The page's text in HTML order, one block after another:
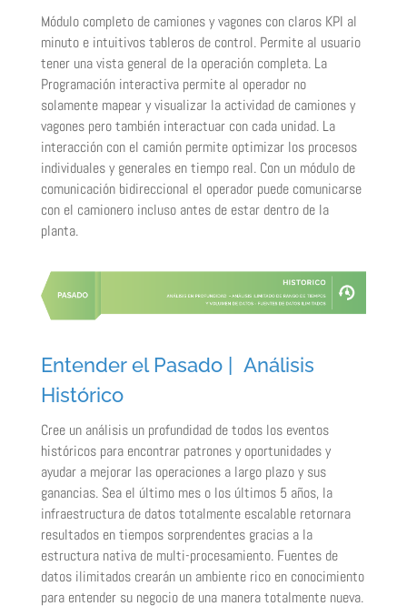
Módulo completo de camiones y vagones con claros KPI al
minuto e intuitivos tableros de control. Permite al usuario
tener una vista general de la operación completa. La
Programación interactiva permite al operador no
solamente mapear y visualizar la actividad de camiones y
vagones pero también interactuar con cada unidad. La
interacción con el camión permite optimizar los procesos
individuales y generales en tiempo real. Con un módulo de
comunicación bidireccional el operador puede comunicarse
con el camionero incluso antes de estar dentro de la
planta.
Entender el Pasado | Análisis
Histórico
Cree un análisis un profundidad de todos los eventos
históricos para encontrar patrones y oportunidades y
ayudar a mejorar las operaciones a largo plazo y sus
ganancias. Sea el último mes o los últimos 5 años, la
infraestructura de datos totalmente escalable retornara
resultados en tiempos sorprendentes gracias a la
estructura nativa de multi-procesamiento. Fuentes de
datos ilimitados crearán un ambiente rico en conocimiento
para entender su negocio de una manera totalmente nueva.